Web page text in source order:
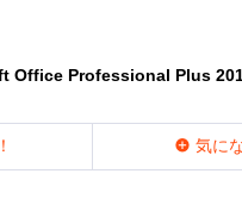
Office Professional Plus
気に